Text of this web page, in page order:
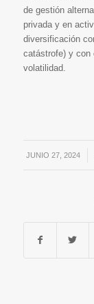
de gestión
privada y en
diversificación
catástrofe) y con
volatilidad.
JUNIO 27, 2024
/